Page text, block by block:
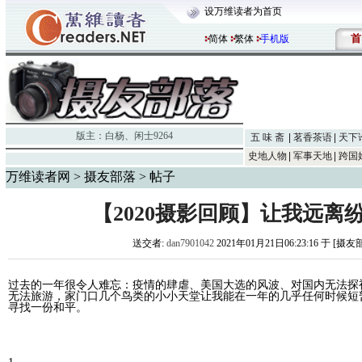
设万维读者为首页
简体 繁体 手机版 首
版主： 白杨、 闲士9264 五 味 斋 茗香茶语
天下
史地人物
军事天地 跨国
万维读者网 > 摄友部落 > 帖子
【2020摄影回顾】让我远离
送交者: dan7901042 2021年01月21日06:23:16 于 [摄友
过去的一年很令人难忘：疫情的肆虐、美国大选的风波、对国内无法
无法旅游，家门口几个鸟类的小小天堂让我能在一年的几乎任何时候
寻找一份和平。